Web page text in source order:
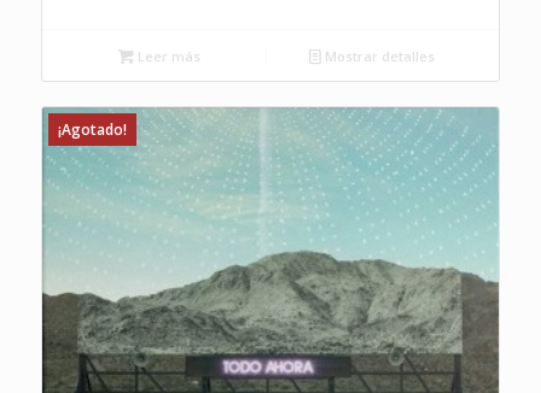
Leer más Mostrar detalles
¡Agotado!